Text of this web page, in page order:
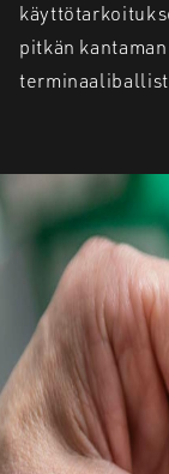
pitkän